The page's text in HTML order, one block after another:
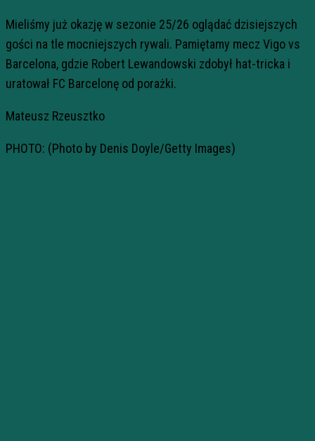
Mieliśmy już okazję w sezonie 25/26 oglądać dzisiejszych
gości na tle mocniejszych rywali. Pamiętamy mecz Vigo vs
Barcelona, gdzie Robert Lewandowski zdobył hat-tricka i
uratował FC Barcelonę od porażki.
Mateusz Rzeusztko
PHOTO: (Photo by Denis Doyle/Getty Images)